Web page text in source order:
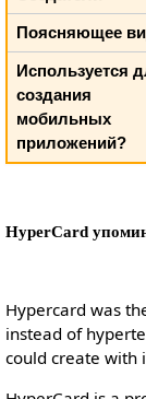
Поясняющее
Используется
создания
мобильных
приложений?
HyperCard
Hypercard was
instead of
could create with